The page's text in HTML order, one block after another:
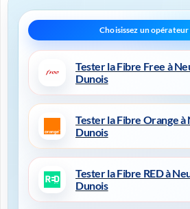
Tester la Fibre Free à
Dunois
Tester la Fibre Orange
Dunois
Tester la Fibre RED à
Dunois